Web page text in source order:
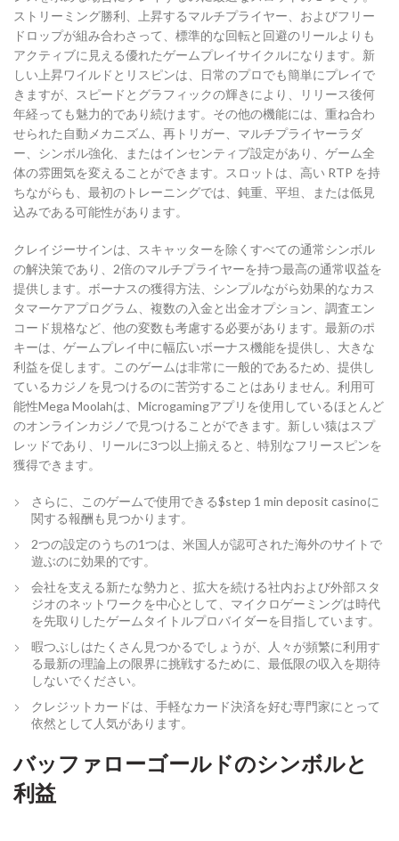
ストリーミング勝利、上昇するマルチプライヤー、およびフリー
ドロップが組み合わさって、標準的な回転と回避のリールよりも
アクティブに見える優れたゲームプレイサイクルになります。新
しい上昇ワイルドとリスピンは、日常のプロでも簡単にプレイで
きますが、スピードとグラフィックの輝きにより、リリース後何
年経っても魅力的であり続けます。その他の機能には、重ね合わ
せられた自動メカニズム、再トリガー、マルチプライヤーラダ
ー、シンボル強化、またはインセンティブ設定があり、ゲーム全
体の雰囲気を変えることができます。スロットは、高い RTP を持
ちながらも、最初のトレーニングでは、鈍重、平坦、または低見
込みである可能性があります。
クレイジーサインは、スキャッターを除くすべての通常シンボル
の解決策であり、2倍のマルチプライヤーを持つ最高の通常収益を
提供します。ボーナスの獲得方法、シンプルながら効果的なカス
タマーケアプログラム、複数の入金と出金オプション、調査エン
コード規格など、他の変数も考慮する必要があります。最新のポ
キーは、ゲームプレイ中に幅広いボーナス機能を提供し、大きな
利益を促します。このゲームは非常に一般的であるため、提供し
ているカジノを見つけるのに苦労することはありません。利用可
能性Mega Moolahは、Microgamingアプリを使用しているほとんど
のオンラインカジノで見つけることができます。新しい猿はスプ
レッドであり、リールに3つ以上揃えると、特別なフリースピンを
獲得できます。
さらに、このゲームで使用できる$step 1 min deposit casinoに
関する報酬も見つかります。
2つの設定のうちの1つは、米国人が認可された海外のサイトで
遊ぶのに効果的です。
会社を支える新たな勢力と、拡大を続ける社内および外部スタ
ジオのネットワークを中心として、マイクロゲーミングは時代
を先取りしたゲームタイトルプロバイダーを目指しています。
暇つぶしはたくさん見つかるでしょうが、人々が頻繁に利用す
る最新の理論上の限界に挑戦するために、最低限の収入を期待
しないでください。
クレジットカードは、手軽なカード決済を好む専門家にとって
依然として人気があります。
バッファローゴールドのシンボルと
利益